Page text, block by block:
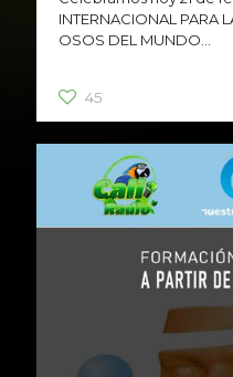
INTERNACIONAL PARA
OSOS DEL MUNDO...
45